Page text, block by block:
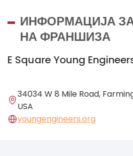
ИНФОРМАЦИЈА
НА ФРАНШИЗА
E Square Young
34034 W 8 Mile Road,
USA
youngengineers.org